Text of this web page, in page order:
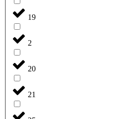
19
2
20
21